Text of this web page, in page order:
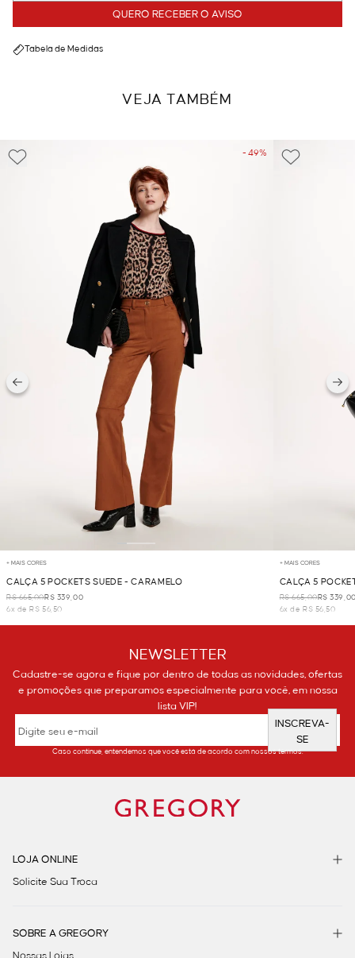
QUERO RECEBER O AVISO
Tabela de Medidas
VEJA TAMBÉM
- 49%
+ MAIS CORES
CALÇA 5 POCKETS SUEDE - CARAMELO
R$ 665,00R$ 339,00
6x de R$ 56,50
+ MAIS CORES
CALÇA 5
R$ 665,00R$
6x de R$ 56,50
NEWSLETTER
Cadastre-se agora e fique por dentro de todas as novidades, ofertas
e promoções que preparamos especialmente para você, em nossa
lista VIP!
INSCREVA-
SE
Caso continue, entendemos que você está de acordo com nossos termos.
LOJA ONLINE
Solicite Sua Troca
SOBRE A GREGORY